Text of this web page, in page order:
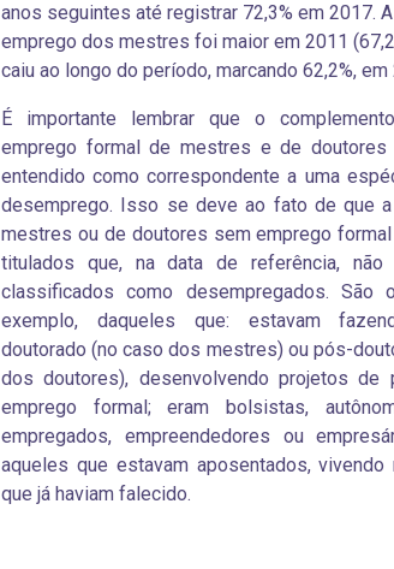
anos seguintes até registrar 72,3% em 2017.
emprego dos mestres foi maior em 2011
caiu ao longo do período, marcando 62,2%, em
É importante lembrar que o
emprego formal de mestres e de
entendido como correspondente a uma
desemprego. Isso se deve ao fato de que
mestres ou de doutores sem emprego
titulados que, na data de referência, não
classificados como desempregados. São
exemplo, daqueles que: estavam
doutorado (no caso dos mestres) ou pós-
dos doutores), desenvolvendo projetos de
emprego formal; eram bolsistas,
empregados, empreendedores ou
aqueles que estavam aposentados,
que já haviam falecido.